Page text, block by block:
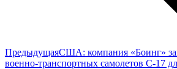
ПредыдущаяПредыдущая
запись:
США: компания «Боинг»
военно-транспортных самолетов C-17